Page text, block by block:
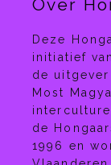
Over
Deze
initiatief
de
Most
de
1996 en